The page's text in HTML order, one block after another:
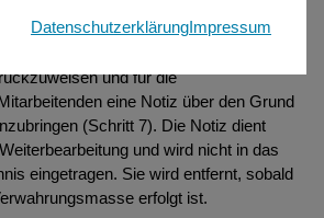
DatenschutzerklärungImpressum
nicht richtig vorgenommen worden, so
und für die
eine Notiz über den Grund
(Schritt 7). Die Notiz dient
und wird nicht in das
eingetragen. Sie wird entfernt, sobald
erfolgt ist.